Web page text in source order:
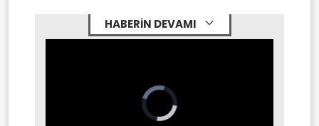
HABERİN DEVAMI
Video
Player
is
loading.